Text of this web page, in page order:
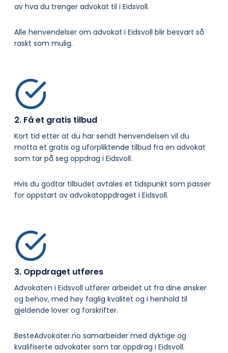
av hva du trenger advokat til i Eidsvoll.
Alle henvendelser om advokat i Eidsvoll blir besvart så
raskt som mulig.
2. Få et gratis tilbud
Kort tid etter at du har sendt henvendelsen vil du
motta et gratis og uforpliktende tilbud fra en advokat
som tar på seg oppdrag i Eidsvoll.
Hvis du godtar tilbudet avtales et tidspunkt som passer
for oppstart av advokatoppdraget i Eidsvoll.
3. Oppdraget utføres
Advokaten i Eidsvoll utfører arbeidet ut fra dine ønsker
og behov, med høy faglig kvalitet og i henhold til
gjeldende lover og forskrifter.
BesteAdvokater.no samarbeider med dyktige og
kvalifiserte advokater som tar oppdrag i Eidsvoll.